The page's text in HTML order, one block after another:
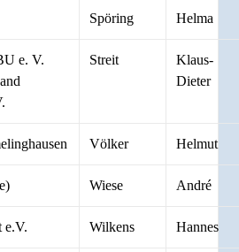
Spöring Helma
e. V.
Streit
Klaus-
Dieter
Völker Helmut
Wiese André
e.V. Wilkens Hannes